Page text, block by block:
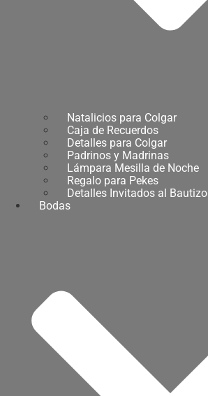
Natalicios para Colgar
Caja de Recuerdos
Detalles para Colgar
Padrinos y Madrinas
Lámpara Mesilla de Noche
Regalo para Pekes
Detalles Invitados al Bautizo
Bodas